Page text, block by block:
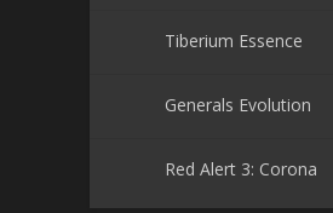
Tiberium Essence
Generals Evolution
Red Alert 3: Corona